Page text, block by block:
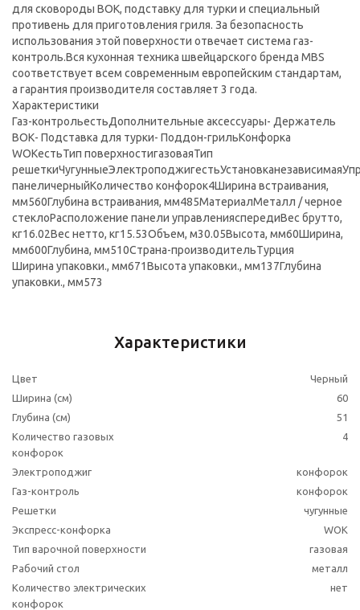
для сковороды ВОК, подставку для турки и специальный
противень для приготовления гриля. За безопасность
использования этой поверхности отвечает система газ-
контроль.Вся кухонная техника швейцарского бренда MBS
соответствует всем современным европейским стандартам,
а гарантия производителя составляет 3 года.
Характеристики
Газ-контрольестьДополнительные аксессуары- Держатель
ВОК- Подставка для турки- Поддон-грильКонфорка
WOKестьТип поверхностигазоваяТип
панеличерныйКоличество конфорок4Ширина встраивания,
мм560Глубина встраивания, мм485МатериалМеталл / черное
стеклоРасположение панели управленияспередиВес брутто,
кг16.02Вес нетто, кг15.53Объем, м30.05Высота, мм60Ширина,
мм600Глубина, мм510Страна-производительТурция
Ширина упаковки., мм671Высота упаковки., мм137Глубина
упаковки., мм573
Характеристики
Цвет
Черный
Ширина (см)
60
Глубина (см)
51
Количество газовых
конфорок
4
Электроподжиг
конфорок
Газ-контроль
конфорок
Решетки
чугунные
Экспресс-конфорка
WOK
Тип варочной поверхности
газовая
Рабочий стол
металл
Количество электрических
конфорок
нет